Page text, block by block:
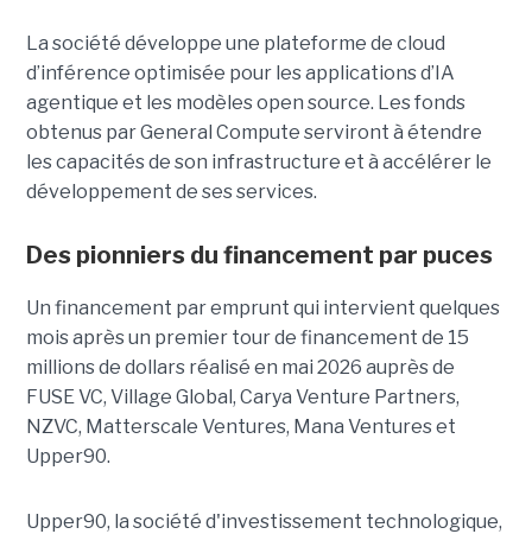
La société développe une plateforme de cloud
d’inférence optimisée pour les applications d’IA
agentique et les modèles open source. Les fonds
obtenus par General Compute serviront à étendre
les capacités de son infrastructure et à accélérer le
développement de ses services.
Des pionniers du financement par puces
Un financement par emprunt qui intervient quelques
mois après un premier tour de financement de 15
millions de dollars réalisé en mai 2026 auprès de
FUSE VC, Village Global, Carya Venture Partners,
NZVC, Matterscale Ventures, Mana Ventures et
Upper90.
Upper90, la société d'investissement technologique,